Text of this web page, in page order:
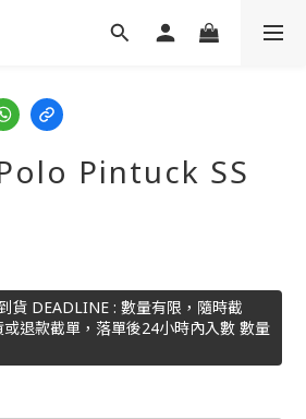
Pintuck SS
貨 DEADLINE : 數量有限，隨時截
退款截單，落單後24小時內入數 數量